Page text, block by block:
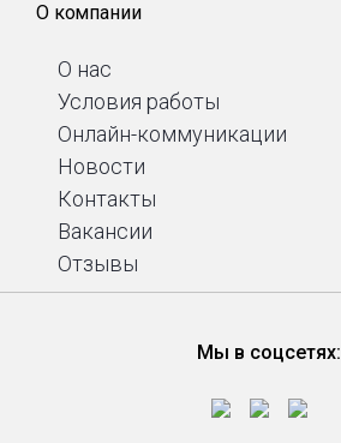
О компании
О нас
Условия работы
Онлайн-коммуникации
Новости
Контакты
Вакансии
Отзывы
Мы в соцсетях: